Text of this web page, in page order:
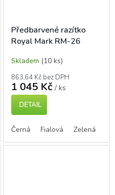
Modrá Červená
Předbarvené razítko
Royal Mark RM-26
Skladem (10 ks)
863,64 Kč bez DPH
1 045 Kč / ks
DETAIL
Černá Fialová Zelená